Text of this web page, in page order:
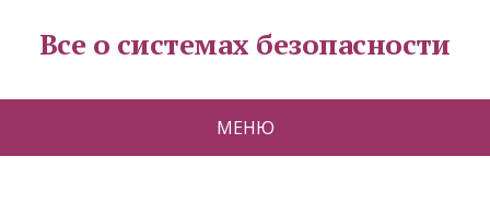
Все о системах безопасности
МЕНЮ